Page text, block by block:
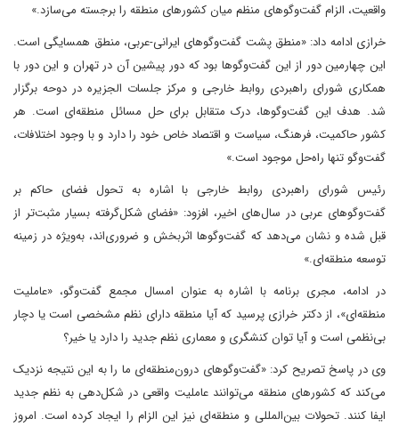
واقعیت، الزام گفت‌وگوهای منظم میان کشورهای منطقه را برجسته می‌سازد.»
خرازی ادامه داد: «منطق پشت گفت‌وگوهای ایرانی-عربی، منطق همسایگی است.
این چهارمین دور از این گفت‌وگوها بود که دور پیشین آن در تهران و این دور با
همکاری شورای راهبردی روابط خارجی و مرکز جلسات الجزیره در دوحه برگزار
شد. هدف این گفت‌وگوها، درک متقابل برای حل مسائل منطقه‌ای است. هر
کشور حاکمیت، فرهنگ، سیاست و اقتصاد خاص خود را دارد و با وجود اختلافات،
گفت‌وگو تنها راه‌حل موجود است.»
رئیس شورای راهبردی روابط خارجی با اشاره به تحول فضای حاکم بر
گفت‌وگوهای عربی در سال‌های اخیر، افزود: «فضای شکل‌گرفته بسیار مثبت‌تر از
قبل شده و نشان می‌دهد که گفت‌وگوها اثربخش و ضروری‌اند، به‌ویژه در زمینه
توسعه منطقه‌ای.»
در ادامه، مجری برنامه با اشاره به عنوان امسال مجمع گفت‌وگو، «عاملیت
منطقه‌ای»، از دکتر خرازی پرسید که آیا منطقه دارای نظم مشخصی است یا دچار
بی‌نظمی است و آیا توان کنشگری و معماری نظم جدید را دارد یا خیر؟
وی در پاسخ تصریح کرد: «گفت‌وگوهای درون‌منطقه‌ای ما را به این نتیجه نزدیک
می‌کند که کشورهای منطقه می‌توانند عاملیت واقعی در شکل‌دهی به نظم جدید
ایفا کنند. تحولات بین‌المللی و منطقه‌ای نیز این الزام را ایجاد کرده است. امروز